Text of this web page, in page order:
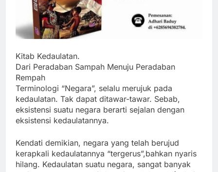
Kitab Kedaulatan.
Dari Peradaban Sampah Menuju Peradaban
Rempah
Terminologi “Negara”, selalu merujuk pada
kedaulatan. Tak dapat ditawar-tawar. Sebab,
eksistensi suatu negara berarti sejalan dengan
eksistensi kedaulatannya.
Kendati demikian, negara yang telah berujud
kerapkali kedaulatannya “tergerus”,bahkan nyaris
hilang. Kedaulatan suatu negara, sangat banyak